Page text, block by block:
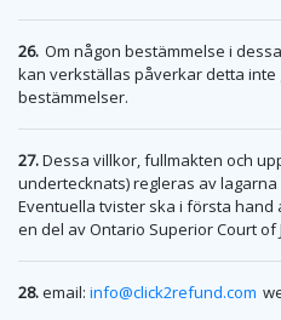
26. Om någon bestämmelse i
kan verkställas påverkar detta inte
bestämmelser.
27.Dessa villkor, fullmakten och
undertecknats) regleras av
Eventuella tvister ska i första hand
en del av Ontario Superior Court of
28.email: info@click2refund.com